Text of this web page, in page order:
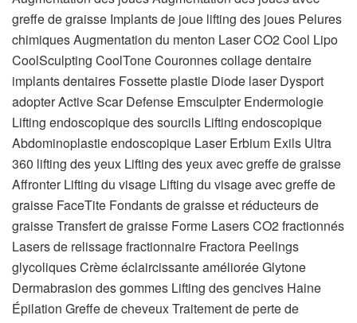
greffe de graisse Implants de joue lifting des joues Pelures
chimiques Augmentation du menton Laser CO2 Cool Lipo
CoolSculpting CoolTone Couronnes collage dentaire
implants dentaires Fossette plastie Diode laser Dysport
adopter Active Scar Defense Emsculpter Endermologie
Lifting endoscopique des sourcils Lifting endoscopique
Abdominoplastie endoscopique Laser Erbium Exils Ultra
360 lifting des yeux Lifting des yeux avec greffe de graisse
Affronter Lifting du visage Lifting du visage avec greffe de
graisse FaceTite Fondants de graisse et réducteurs de
graisse Transfert de graisse Forme Lasers CO2 fractionnés
Lasers de relissage fractionnaire Fractora Peelings
glycoliques Crème éclaircissante améliorée Glytone
Dermabrasion des gommes Lifting des gencives Haine
Épilation Greffe de cheveux Traitement de perte de